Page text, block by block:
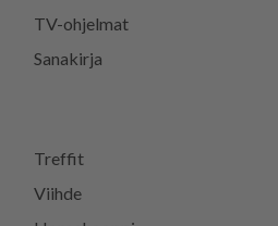
Treffit
Viihde
TV-ohjelmat
Sanakirja